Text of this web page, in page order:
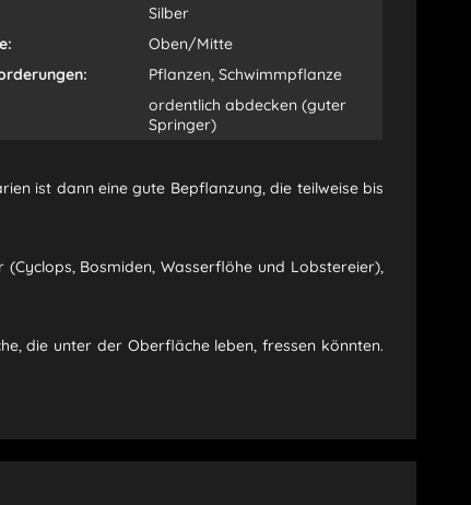
Silber
Oben/Mitte
Pflanzen, Schwimmpflanze
ordentlich abdecken (guter
Springer)
ist dann eine gute Bepflanzung, die teilweise bis
Bosmiden, Wasserflöhe und Lobstereier),
die unter der Oberfläche leben, fressen könnten.